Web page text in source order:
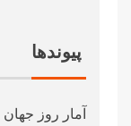
پیوندها
آمار روز جهان